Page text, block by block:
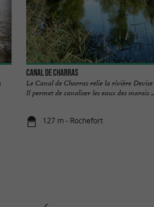
Canal de Charras
Le Canal de Charras relie la rivière
Il permet de canaliser les eaux des marais ...
127 m - Rochefort